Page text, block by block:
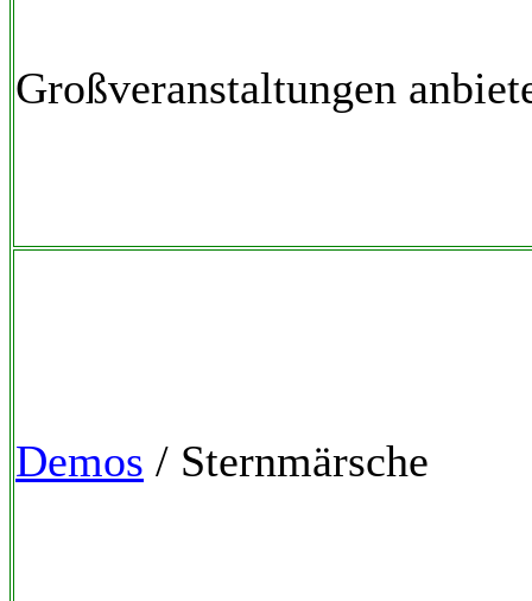
Großveranstaltungen
Demos / Sternmärsche